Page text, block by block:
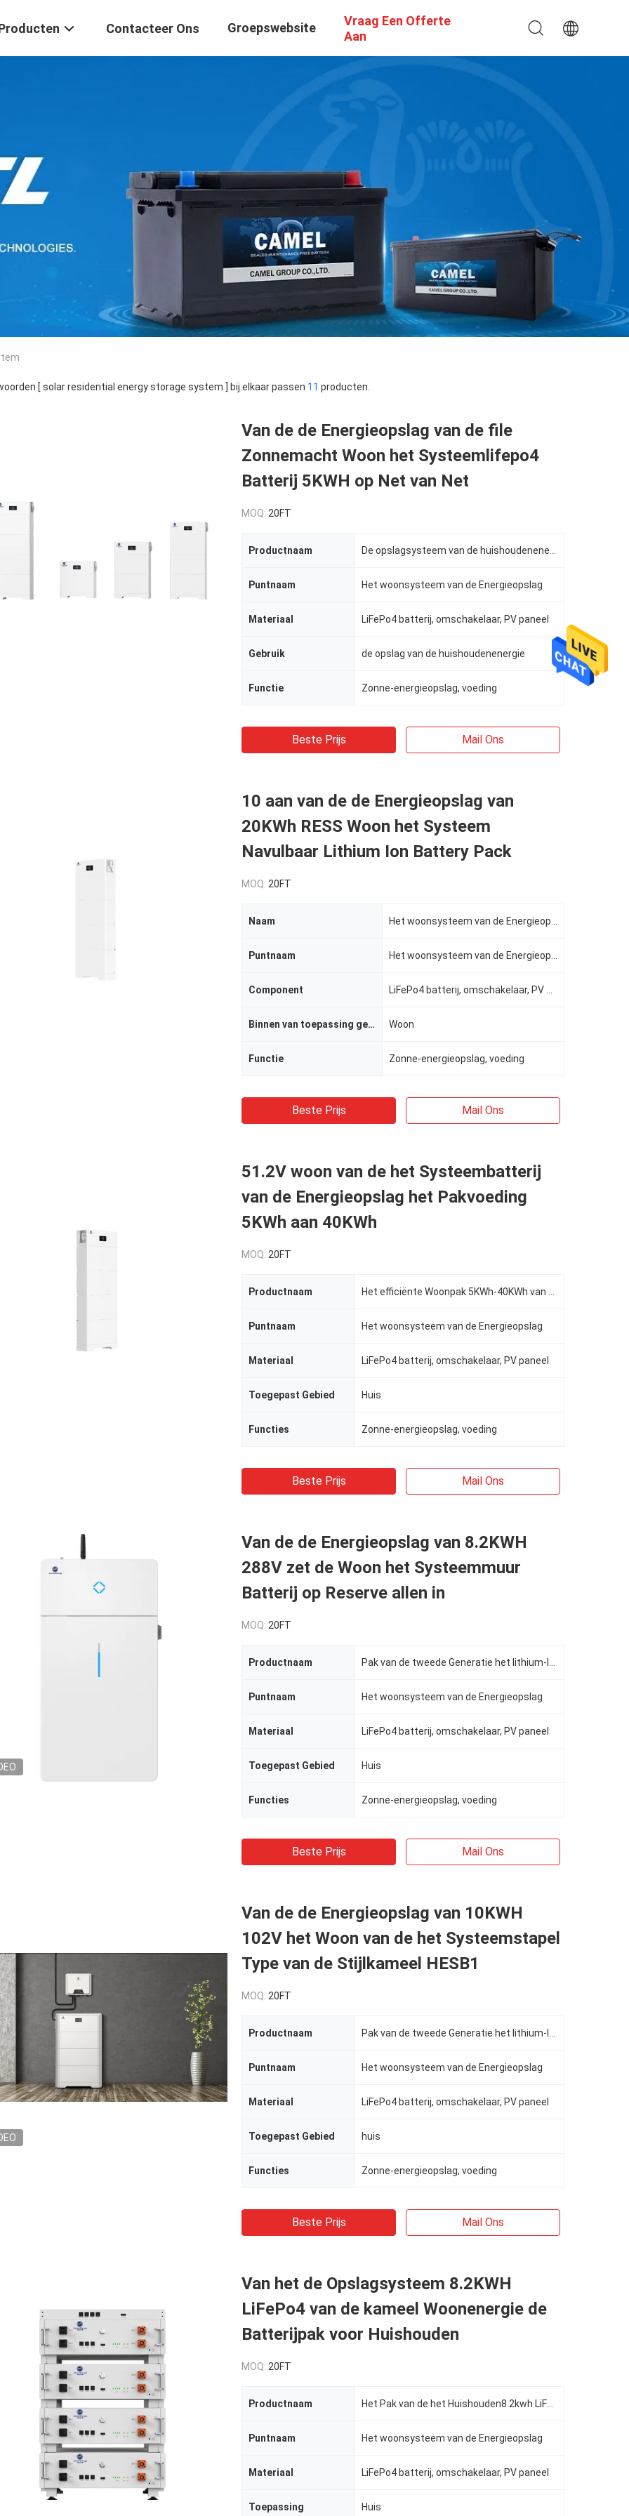
Contacteer Ons Groepswebsite
Vraag Een Offerte
Aan
[ solar residential energy storage system ] bij elkaar passen 11 producten.
Van de de Energieopslag van de file
Zonnemacht Woon het Systeemlifepo4
Batterij 5KWH op Net van Net
MOQ: 20FT
Productnaam
Puntnaam Het woonsysteem van de Energieopslag
Materiaal LiFePo4 batterij, omschakelaar, PV paneel
Gebruik de opslag van de huishoudenenergie
Functie Zonne-energieopslag, voeding
Beste Prijs Mail Ons
10 aan van de de Energieopslag van
20KWh RESS Woon het Systeem
Navulbaar Lithium Ion Battery Pack
MOQ: 20FT
Naam
Puntnaam
Component
Binnen van toepassing geweest Woon
Functie Zonne-energieopslag, voeding
Beste Prijs Mail Ons
51.2V woon van de het Systeembatterij
van de Energieopslag het Pakvoeding
5KWh aan 40KWh
MOQ: 20FT
Productnaam
Puntnaam Het woonsysteem van de Energieopslag
Materiaal LiFePo4 batterij, omschakelaar, PV paneel
Toegepast Gebied Huis
Functies Zonne-energieopslag, voeding
Beste Prijs Mail Ons
Van de de Energieopslag van 8.2KWH
288V zet de Woon het Systeemmuur
Batterij op Reserve allen in
MOQ: 20FT
Productnaam
Puntnaam Het woonsysteem van de Energieopslag
Materiaal LiFePo4 batterij, omschakelaar, PV paneel
Toegepast Gebied Huis
Functies Zonne-energieopslag, voeding
Beste Prijs Mail Ons
Van de de Energieopslag van 10KWH
102V het Woon van de het Systeemstapel
Type van de Stijlkameel HESB1
MOQ: 20FT
Productnaam
Puntnaam Het woonsysteem van de Energieopslag
Materiaal LiFePo4 batterij, omschakelaar, PV paneel
Toegepast Gebied huis
Functies Zonne-energieopslag, voeding
Beste Prijs Mail Ons
Van het de Opslagsysteem 8.2KWH
LiFePo4 van de kameel Woonenergie de
Batterijpak voor Huishouden
MOQ: 20FT
Productnaam
Puntnaam Het woonsysteem van de Energieopslag
Materiaal LiFePo4 batterij, omschakelaar, PV paneel
Toepassing Huis